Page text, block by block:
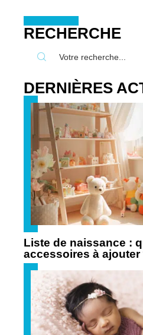
RECHERCHE
DERNIÈRES
Liste de naissance :
accessoires à ajouter